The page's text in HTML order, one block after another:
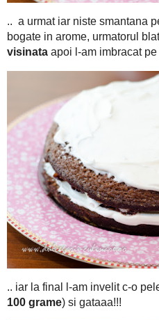
Dar cum eu aveam niste
gatit sau pentru frisca
zahar pudra.Am taiat pe
rupe ceva, ca s-a dus pe
toti si toate!
Si mai
doua tavi
- sau va riscati
dresat-o sa stea
nu mai era alb nicaieri ;)